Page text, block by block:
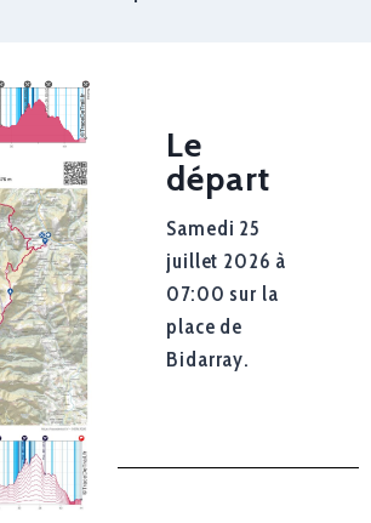
Le
départ
Samedi 25
juillet 2026 à
07:00 sur la
place de
Bidarray.